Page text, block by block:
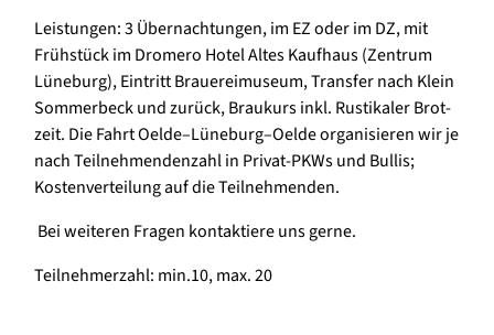
Leistungen: 3 Übernachtungen, im EZ oder im DZ, mit
Frühstück im Dromero Hotel Altes Kaufhaus (Zentrum
Lüneburg), Eintritt Brauereimuseum, Transfer nach Klein
Sommerbeck und zurück, Braukurs inkl. Rustikaler Brot-
zeit. Die Fahrt Oelde–Lüneburg–Oelde organisieren wir je
nach Teilnehmendenzahl in Privat-PKWs und Bullis;
Kostenverteilung auf die Teilnehmenden.
Bei weiteren Fragen kontaktiere uns gerne.
Teilnehmerzahl: min.10, max. 20